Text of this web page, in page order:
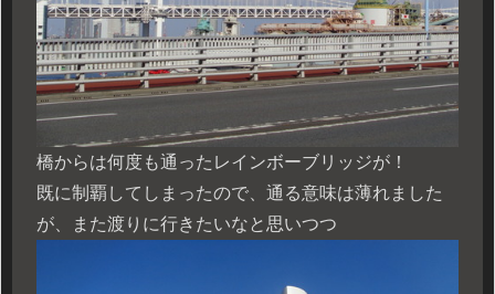
橋からは何度も通ったレインボーブリッジが！
既に制覇してしまったので、通る意味は薄れました
が、また渡りに行きたいなと思いつつ